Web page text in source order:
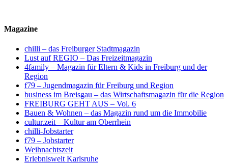
Magazine
chilli – das Freiburger Stadtmagazin
Lust auf REGIO – Das Freizeitmagazin
4family – Magazin für Eltern & Kids in Freiburg und der
Region
f79 – Jugendmagazin für Freiburg und Region
business im Breisgau – das Wirtschaftsmagazin für die Region
FREIBURG GEHT AUS – Vol. 6
Bauen & Wohnen – das Magazin rund um die Immobilie
cultur.zeit – Kultur am Oberrhein
chilli-Jobstarter
f79 – Jobstarter
Weihnachtszeit
Erlebniswelt Karlsruhe